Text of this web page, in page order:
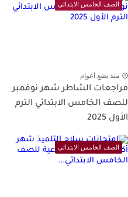
الصف الخامس الابتدائي
منذ بضع اعوام
مراجعات الشاطر شهر نوفمبر
للصف الخامس الابتدائي الترم
الأول 2025
الصف الخامس الابتدائي